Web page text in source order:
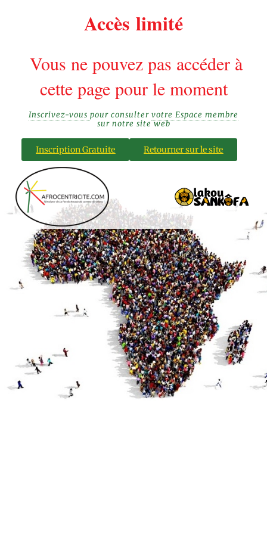
Accès limité
Vous ne pouvez pas accéder à
cette page pour le moment
Inscrivez-vous pour consulter votre Espace membre
sur notre site web
Inscription Gratuite Retourner sur le site